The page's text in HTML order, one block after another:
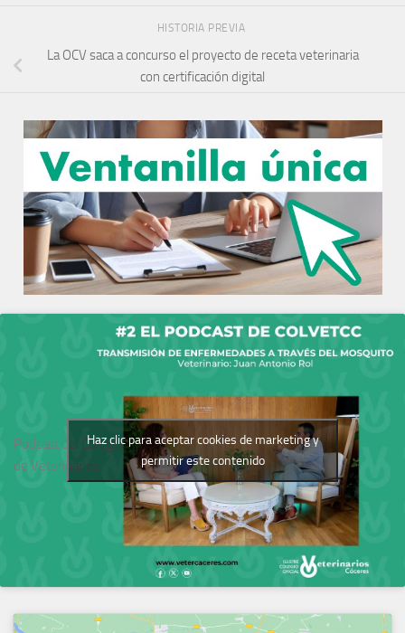
HISTORIA PREVIA
La OCV saca a concurso el proyecto de receta veterinaria
con certificación digital
Podcast del Colegio
de Veterinarios
Haz clic para aceptar cookies de marketing y
permitir este contenido